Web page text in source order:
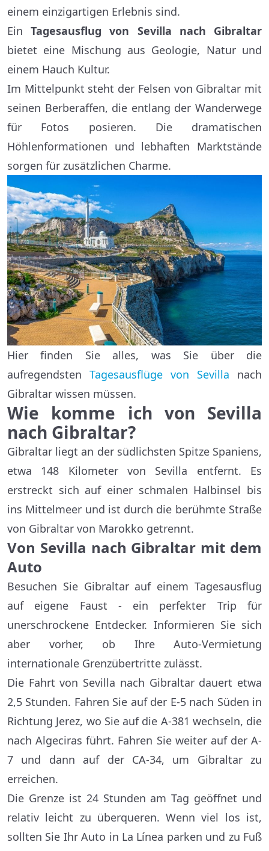
einem einzigartigen Erlebnis sind.
EinTagesausflug von Sevilla nach Gibraltar
bietet eine Mischung aus Geologie, Natur und
einem Hauch Kultur.
Im Mittelpunkt steht der Felsen von Gibraltar mit
seinen Berberaffen, die entlang der Wanderwege
für Fotos posieren. Die dramatischen
Höhlenformationen und lebhaften Marktstände
sorgen für zusätzlichen Charme.
Hier finden Sie alles, was Sie über die
aufregendsten Tagesausflüge von Sevilla nach
Gibraltar wissen müssen.
Wie komme ich von Sevilla
nach Gibraltar?
Gibraltar liegt an der südlichsten Spitze Spaniens,
etwa 148 Kilometer von Sevilla entfernt. Es
erstreckt sich auf einer schmalen Halbinsel bis
ins Mittelmeer und ist durch die berühmte Straße
von Gibraltar von Marokko getrennt.
Von Sevilla nach Gibraltar mit dem
Auto
Besuchen Sie Gibraltar auf einem Tagesausflug
auf eigene Faust - ein perfekter Trip für
unerschrockene Entdecker. Informieren Sie sich
aber vorher, ob Ihre Auto-Vermietung
internationale Grenzübertritte zulässt.
Die Fahrt von Sevilla nach Gibraltar dauert etwa
2,5 Stunden. Fahren Sie auf der E-5 nach Süden in
Richtung Jerez, wo Sie auf die A-381 wechseln, die
nach Algeciras führt. Fahren Sie weiter auf der A-
7 und dann auf der CA-34, um Gibraltar zu
erreichen.
Die Grenze ist 24 Stunden am Tag geöffnet und
relativ leicht zu überqueren. Wenn viel los ist,
sollten Sie Ihr Auto in La Línea parken und zu Fuß